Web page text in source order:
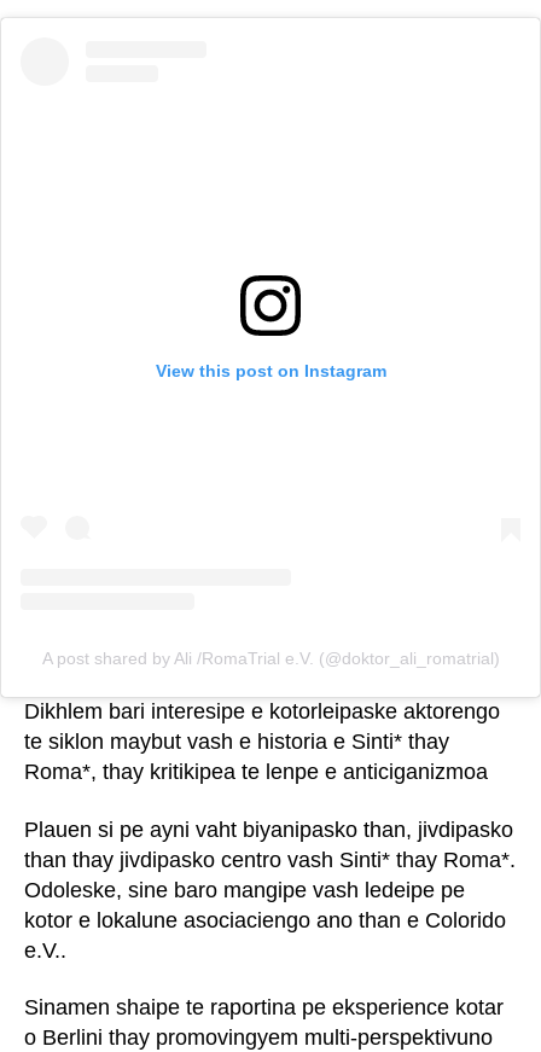
View this post on Instagram
A post shared by Ali /RomaTrial e.V. (@doktor_ali_romatrial)
Dikhlem bari interesipe e kotorleipaske aktorengo
te siklon maybut vash e historia e Sinti* thay
Roma*, thay kritikipea te lenpe e anticiganizmoa
Plauen si pe ayni vaht biyanipasko than, jivdipasko
than thay jivdipasko centro vash Sinti* thay Roma*.
Odoleske, sine baro mangipe vash ledeipe pe
kotor e lokalune asociaciengo ano than e Colorido
e.V..
Sinamen shaipe te raportina pe eksperience kotar
o Berlini thay promovingyem multi-perspektivuno